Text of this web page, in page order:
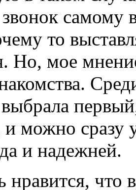
звонок
то
Но, мое
выбрала
можно сразу
и надежней.
нравится, что